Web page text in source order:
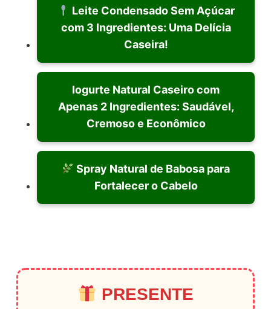
Leite Condensado Sem Açúcar
com 3 Ingredientes: Uma Delícia
Caseira!
Iogurte Natural Caseiro com
Apenas 2 Ingredientes: Saudável,
Cremoso e Econômico
Spray Natural de Babosa para
Fortalecer o Cabelo
PRESENTE